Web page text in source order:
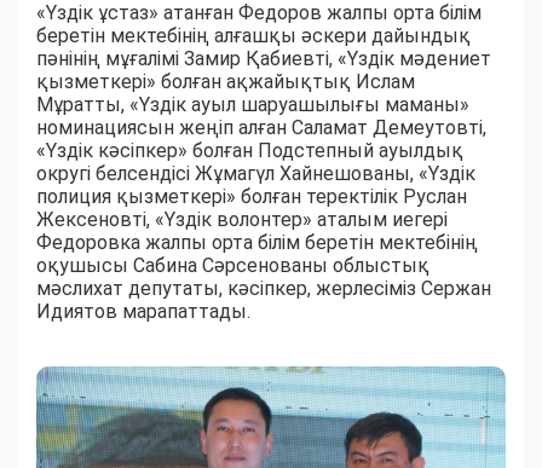
«Үздік ұстаз» атанған Федоров жалпы орта білім
беретін мектебінің алғашқы әскери дайындық
пәнінің мұғалімі Замир Қабиевті, «Үздік мәдениет
қызметкері» болған ақжайықтық Ислам
Мұратты, «Үздік ауыл шаруашылығы маманы»
номинациясын жеңіп алған Саламат Демеутовті,
«Үздік кәсіпкер» болған Подстепный ауылдық
округі белсендісі Жұмагүл Хайнешованы, «Үздік
полиция қызметкері» болған теректілік Руслан
Жексеновті, «Үздік волонтер» аталым иегері
Федоровка жалпы орта білім беретін мектебінің
оқушысы Сабина Сәрсенованы облыстық
мәслихат депутаты, кәсіпкер, жерлесіміз Сержан
Идиятов марапаттады.